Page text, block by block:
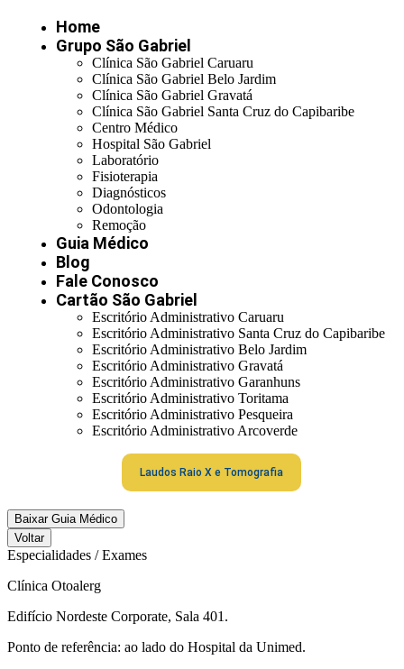
Home
Grupo São Gabriel
Clínica São Gabriel Caruaru
Clínica São Gabriel Belo Jardim
Clínica São Gabriel Gravatá
Clínica São Gabriel Santa Cruz do Capibaribe
Centro Médico
Hospital São Gabriel
Laboratório
Fisioterapia
Diagnósticos
Odontologia
Remoção
Guia Médico
Blog
Fale Conosco
Cartão São Gabriel
Escritório Administrativo Caruaru
Escritório Administrativo Santa Cruz do Capibaribe
Escritório Administrativo Belo Jardim
Escritório Administrativo Gravatá
Escritório Administrativo Garanhuns
Escritório Administrativo Toritama
Escritório Administrativo Pesqueira
Escritório Administrativo Arcoverde
Laudos Raio X e Tomografia
Baixar Guia Médico
Voltar
Especialidades / Exames
Clínica Otoalerg
Edifício Nordeste Corporate, Sala 401.
Ponto de referência: ao lado do Hospital da Unimed.